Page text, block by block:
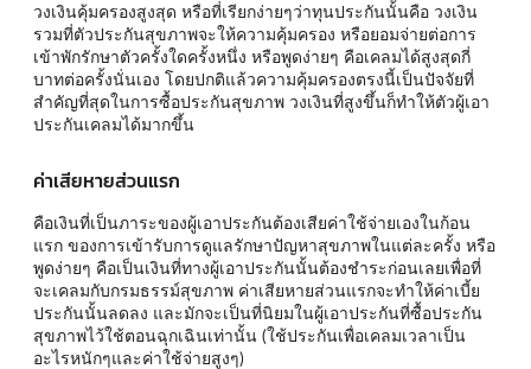
วงเงินคุ้มครองสูงสุด หรือที่เรียกง่ายๆว่าทุนประกันนั้นคือ วงเงิน
รวมที่ตัวประกันสุขภาพจะให้ความคุ้มครอง หรือยอมจ่ายต่อการ
เข้าพักรักษาตัวครั้งใดครั้งหนึ่ง หรือพูดง่ายๆ คือเคลมได้สูงสุดกี่
บาทต่อครั้งนั่นเอง โดยปกติแล้วความคุ้มครองตรงนี้เป็นปัจจัยที่
สำคัญที่สุดในการซื้อประกันสุขภาพ วงเงินที่สูงขึ้นก็ทำให้ตัวผู้เอา
ประกันเคลมได้มากขึ้น
ค่าเสียหายส่วนแรก
คือเงินที่เป็นภาระของผู้เอาประกันต้องเสียค่าใช้จ่ายเองในก้อน
แรก ของการเข้ารับการดูแลรักษาปัญหาสุขภาพในแต่ละครั้ง หรือ
พูดง่ายๆ คือเป็นเงินที่ทางผู้เอาประกันนั้นต้องชำระก่อนเลยเพื่อที่
จะเคลมกับกรมธรรม์สุขภาพ ค่าเสียหายส่วนแรกจะทำให้ค่าเบี้ย
ประกันนั้นลดลง และมักจะเป็นที่นิยมในผู้เอาประกันที่ซื้อประกัน
สุขภาพไว้ใช้ตอนฉุกเฉินเท่านั้น (ใช้ประกันเพื่อเคลมเวลาเป็น
อะไรหนักๆและค่าใช้จ่ายสูงๆ)